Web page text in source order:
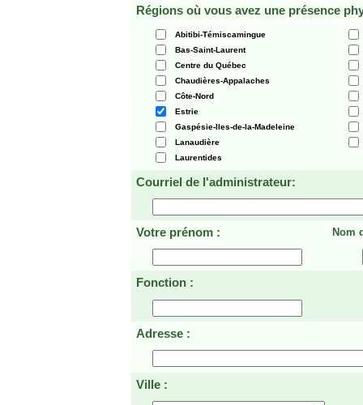
Régions où vous avez une présence
Abitibi-Témiscamingue
Bas-Saint-Laurent
Centre du Québec
Chaudières-Appalaches
Côte-Nord
Estrie
Gaspésie-Iles-de-la-Madeleine
Lanaudière
Laurentides
Courriel de l'administrateur:
Votre prénom : Nom
Fonction :
Adresse :
Ville :